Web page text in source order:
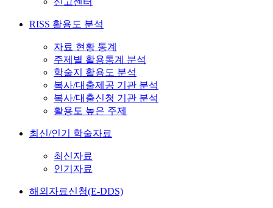
RISS 활용도 분석
자료 현황 통계
주제별 활용통계 분석
학술지 활용도 분석
복사/대출제공 기관 분석
복사/대출신청 기관 분석
활용도 높은 주제
최신/인기 학술자료
최신자료
인기자료
해외자료신청(E-DDS)